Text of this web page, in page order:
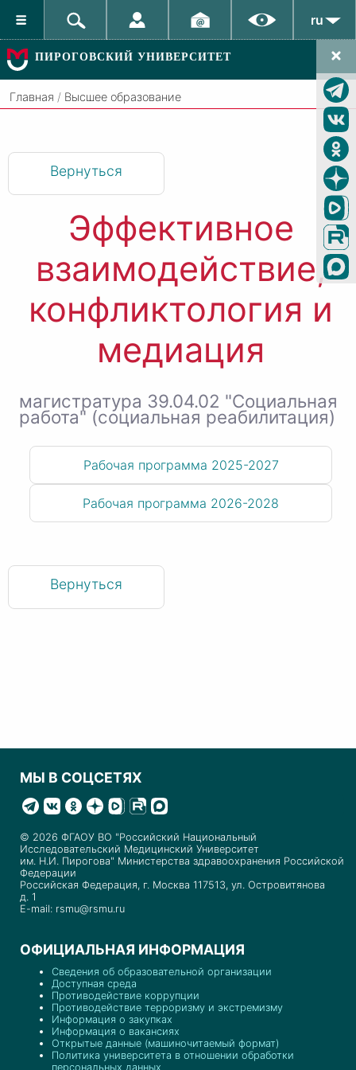
ru
ПИРОГОВСКИЙ УНИВЕРСИТЕТ
Главная / Высшее образование
Вернуться
Эффективное
взаимодействие,
конфликтология и
медиация
магистратура 39.04.02 "Социальная
работа" (социальная реабилитация)
Рабочая программа 2025-2027
Рабочая программа 2026-2028
Вернуться
МЫ В СОЦСЕТЯХ
© 2026 ФГАОУ ВО "Российский Национальный
Исследовательский Медицинский Университет
им. Н.И. Пирогова" Министерства здравоохранения Российской
Федерации
Российская Федерация, г. Москва 117513, ул. Островитянова
д. 1
E-mail: rsmu@rsmu.ru
ОФИЦИАЛЬНАЯ ИНФОРМАЦИЯ
Сведения об образовательной организации
Доступная среда
Противодействие коррупции
Противодействие терроризму и экстремизму
Информация о закупках
Информация о вакансиях
Открытые данные (машиночитаемый формат)
Политика университета в отношении обработки
персональных данных